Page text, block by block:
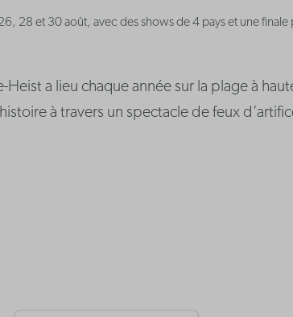
28 et 30 août, avec des shows de 4 pays et une finale
Heist a lieu chaque année sur la plage à
à travers un spectacle de feux